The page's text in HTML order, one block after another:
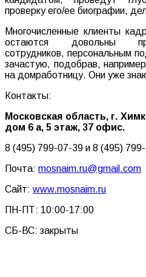
проверку его/ее биографии,
Многочисленные клиенты
остаются довольны
сотрудников, персональным
зачастую, подобрав,
на домработницу. Они уже
Контакты:
Московская область, г.
дом 6 а, 5 этаж, 37 офис.
8 (495) 799-07-39 и 8 (495)
Почта: mosnaim.ru@gmail.com
Сайт: www.mosnaim.ru
ПН-ПТ: 10:00-17:00
СБ-ВС: закрыты